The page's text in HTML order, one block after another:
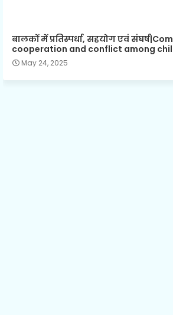
बालकों में प्रतिस्पर्धा, सहयोग एवं
cooperation and conflict among
May 24, 2025